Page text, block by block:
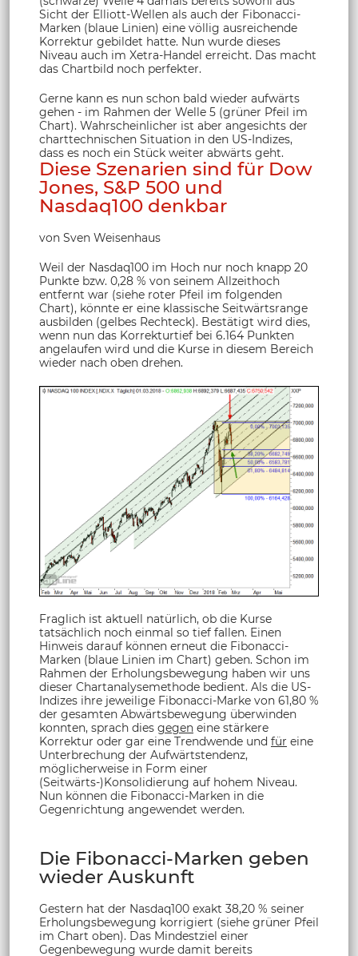
Sicht der Elliott-Wellen als auch der Fibonacci-
Marken (blaue Linien) eine völlig ausreichende
Korrektur gebildet hatte. Nun wurde dieses
Niveau auch im Xetra-Handel erreicht. Das macht
das Chartbild noch perfekter.
Gerne kann es nun schon bald wieder aufwärts
gehen - im Rahmen der Welle 5 (grüner Pfeil im
Chart). Wahrscheinlicher ist aber angesichts der
charttechnischen Situation in den US-Indizes,
dass es noch ein Stück weiter abwärts geht.
Diese Szenarien sind für Dow
Jones, S&P 500 und
Nasdaq100 denkbar
von Sven Weisenhaus
Weil der Nasdaq100 im Hoch nur noch knapp 20
Punkte bzw. 0,28 % von seinem Allzeithoch
entfernt war (siehe roter Pfeil im folgenden
Chart), könnte er eine klassische Seitwärtsrange
ausbilden (gelbes Rechteck). Bestätigt wird dies,
wenn nun das Korrekturtief bei 6.164 Punkten
angelaufen wird und die Kurse in diesem Bereich
wieder nach oben drehen.
Fraglich ist aktuell natürlich, ob die Kurse
tatsächlich noch einmal so tief fallen. Einen
Hinweis darauf können erneut die Fibonacci-
Marken (blaue Linien im Chart) geben. Schon im
Rahmen der Erholungsbewegung haben wir uns
dieser Chartanalysemethode bedient. Als die US-
Indizes ihre jeweilige Fibonacci-Marke von 61,80 %
der gesamten Abwärtsbewegung überwinden
konnten, sprach dies gegen eine stärkere
Korrektur oder gar eine Trendwende und für eine
Unterbrechung der Aufwärtstendenz,
möglicherweise in Form einer
(Seitwärts-)Konsolidierung auf hohem Niveau.
Nun können die Fibonacci-Marken in die
Gegenrichtung angewendet werden.
Die Fibonacci-Marken geben
wieder Auskunft
Gestern hat der Nasdaq100 exakt 38,20 % seiner
Erholungsbewegung korrigiert (siehe grüner Pfeil
im Chart oben). Das Mindestziel einer
Gegenbewegung wurde damit bereits